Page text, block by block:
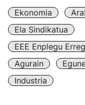
Ekonomia
Ela Sindikatua
EEE Enplegu
Agurain
Industria